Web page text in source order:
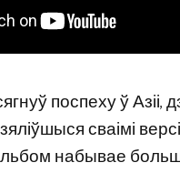
поспеху ў Азіі,
сваімі
набывае